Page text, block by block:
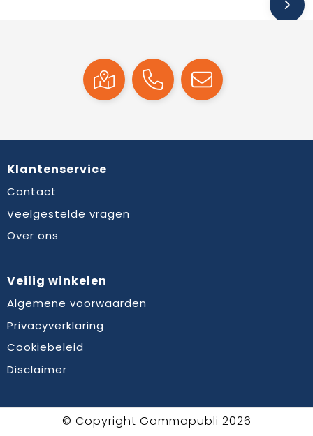
Klantenservice
Contact
Veelgestelde vragen
Over ons
Veilig winkelen
Algemene voorwaarden
Privacyverklaring
Cookiebeleid
Disclaimer
© Copyright Gammapubli 2026